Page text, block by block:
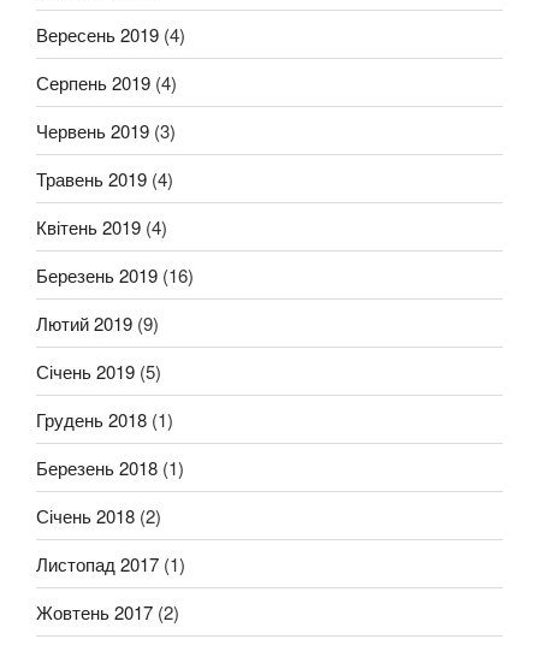
Вересень 2019 (4)
Серпень 2019 (4)
Червень 2019 (3)
Травень 2019 (4)
Квітень 2019 (4)
Березень 2019 (16)
Лютий 2019 (9)
Січень 2019 (5)
Грудень 2018 (1)
Березень 2018 (1)
Січень 2018 (2)
Листопад 2017 (1)
Жовтень 2017 (2)